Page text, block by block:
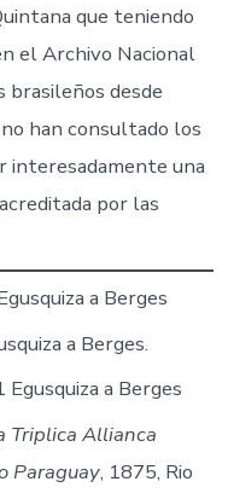
que teniendo
el Archivo Nacional
brasileños desde
han consultado los
interesadamente una
por las
a Berges
a Berges.
a Berges
Triplica Allianca
Paraguay, 1875, Rio